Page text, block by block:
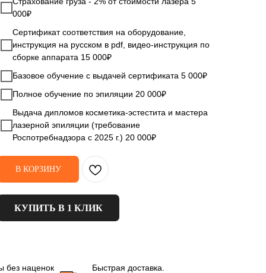
000₽
Сертификат соответствия на оборудование,
инструкция на русском в pdf, видео-инструкция по
сборке аппарата 15 000₽
Базовое обучение с выдачей сертификата 5 000₽
Полное обучение по эпиляции 20 000₽
Выдача дипломов косметика-эстестита и мастера
лазерной эпиляции (требование
Роспотребнадзора с 2025 г.) 20 000₽
В КОРЗИНУ
КУПИТЬ В 1 КЛИК
Быстрая доставка.
без наценок